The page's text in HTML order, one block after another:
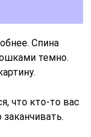
Спина
темно.
что кто-то вас